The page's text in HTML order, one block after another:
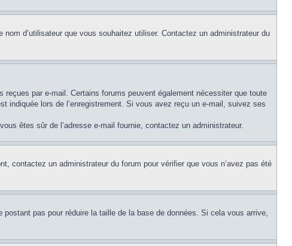
d’utilisateur que vous souhaitez utiliser. Contactez un administrateur du
par e-mail. Certains forums peuvent également nécessiter que toute
indiquée lors de l’enregistrement. Si vous avez reçu un e-mail, suivez ses
êtes sûr de l’adresse e-mail fournie, contactez un administrateur.
contactez un administrateur du forum pour vérifier que vous n’avez pas été
pas pour réduire la taille de la base de données. Si cela vous arrive,